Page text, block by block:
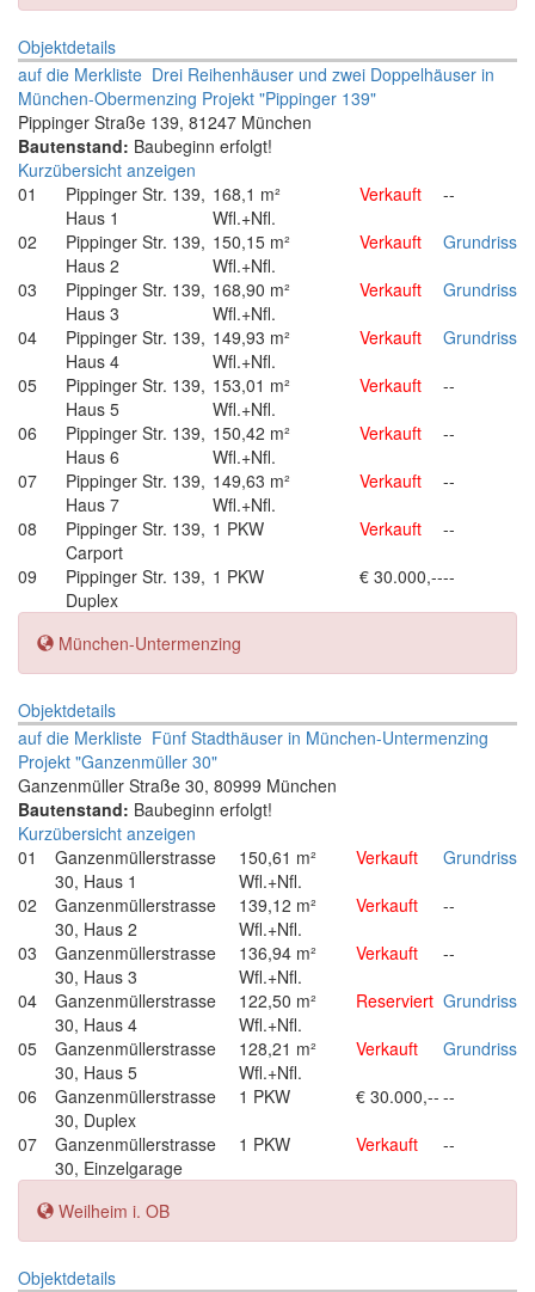
Objektdetails
auf die Merkliste Drei Reihenhäuser und zwei Doppelhäuser in
München-Obermenzing Projekt "Pippinger 139"
Pippinger Straße 139, 81247 München
Bautenstand: Baubeginn erfolgt!
Kurzübersicht anzeigen
01
Pippinger Str. 139,
Haus 1
168,1 m²
Wfl.+Nfl.
Verkauft
--
02
Pippinger Str. 139,
Haus 2
150,15 m²
Wfl.+Nfl.
Verkauft
Grundriss
03
Pippinger Str. 139,
Haus 3
168,90 m²
Wfl.+Nfl.
Verkauft
Grundriss
04
Pippinger Str. 139,
Haus 4
149,93 m²
Wfl.+Nfl.
Verkauft
Grundriss
05
Pippinger Str. 139,
Haus 5
153,01 m²
Wfl.+Nfl.
Verkauft
--
06
Pippinger Str. 139,
Haus 6
150,42 m²
Wfl.+Nfl.
Verkauft
--
07
Pippinger Str. 139,
Haus 7
149,63 m²
Wfl.+Nfl.
Verkauft
--
08
Pippinger Str. 139,
Carport
1 PKW Verkauft
--
09
Pippinger Str. 139,
Duplex
1 PKW € 30.000,----
München-Untermenzing
Objektdetails
auf die Merkliste Fünf Stadthäuser in München-Untermenzing
Projekt "Ganzenmüller 30"
Ganzenmüller Straße 30, 80999 München
Bautenstand: Baubeginn erfolgt!
Kurzübersicht anzeigen
01
Ganzenmüllerstrasse
30, Haus 1
150,61 m²
Wfl.+Nfl.
Verkauft
Grundriss
02
Ganzenmüllerstrasse
30, Haus 2
139,12 m²
Wfl.+Nfl.
Verkauft
--
03
Ganzenmüllerstrasse
30, Haus 3
136,94 m²
Wfl.+Nfl.
Verkauft
--
04
Ganzenmüllerstrasse
30, Haus 4
122,50 m²
Wfl.+Nfl.
Reserviert Grundriss
05
Ganzenmüllerstrasse
30, Haus 5
128,21 m²
Wfl.+Nfl.
Verkauft
Grundriss
06
Ganzenmüllerstrasse
30, Duplex
1 PKW € 30.000,-- --
07
Ganzenmüllerstrasse
30, Einzelgarage
1 PKW Verkauft --
Weilheim i. OB
Objektdetails